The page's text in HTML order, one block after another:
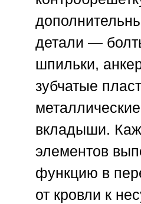
детали —
шпильки,
зубчатые
вкладыши.
элементов
функцию в
от кровли к